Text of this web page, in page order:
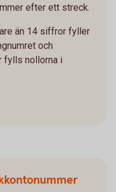
efter ett streck.
än 14 siffror fyller
och
fylls nollorna i